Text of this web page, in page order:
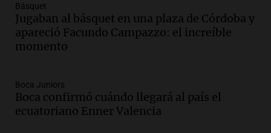
Tecnológico en Villa María con dos
edificios icónicos
Panorama Federal
Episodios
árbitros bajo la lupa tras fallos
controvertidos
Panorama Federal
Básquet
Jugaban al básquet en una plaza de Córdoba y
apareció Facundo Campazzo: el increíble
momento
Boca Juniors
Boca confirmó cuándo llegará al país el
ecuatoriano Enner Valencia